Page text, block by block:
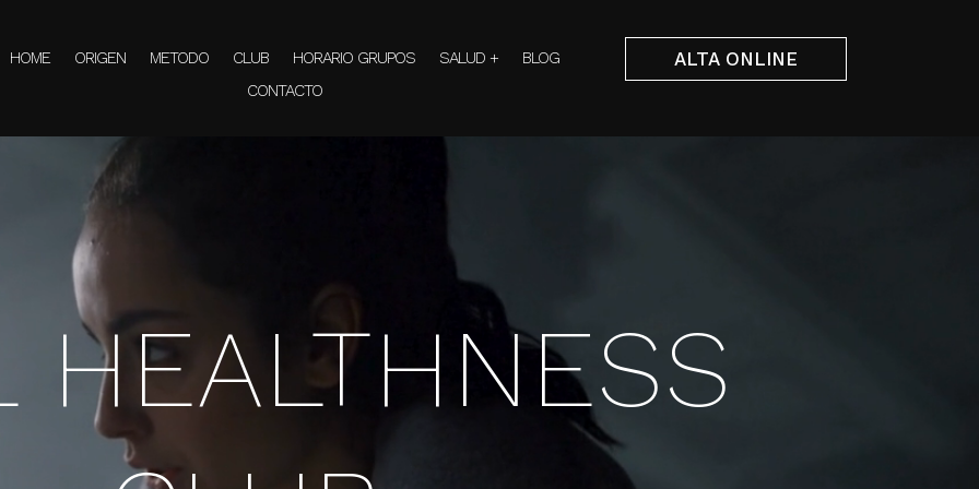
HOME ORIGEN METODO CLUB HORARIO GRUPOS SALUD +
BLOG
CONTACTO
ALTA ONLINE
CONTACTO
HEALTHNESS